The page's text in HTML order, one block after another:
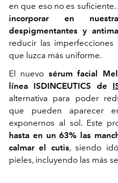
en que eso no es
incorporar en
despigmentantes y
reducir las
que luzca más uniforme.
El nuevo sérum facial
línea ISDINCEUTICS de
alternativa para poder
que pueden aparecer
exponernos al sol. Este
hasta en un 63% las
calmar el cutis, siendo
pieles, incluyendo las más